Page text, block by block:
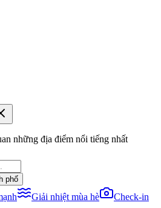
những địa điểm nổi tiếng nhất
phố
Giải nhiệt mùa hè
Check-in